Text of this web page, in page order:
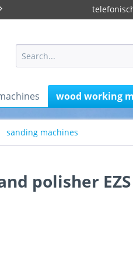
wood working
sanding machines
polisher EZS